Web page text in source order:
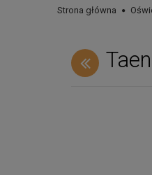
Strona główna